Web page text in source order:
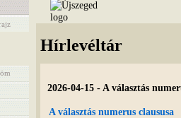
Hírlevéltár
2026-04-15 - A választás
A választás numerus claususa